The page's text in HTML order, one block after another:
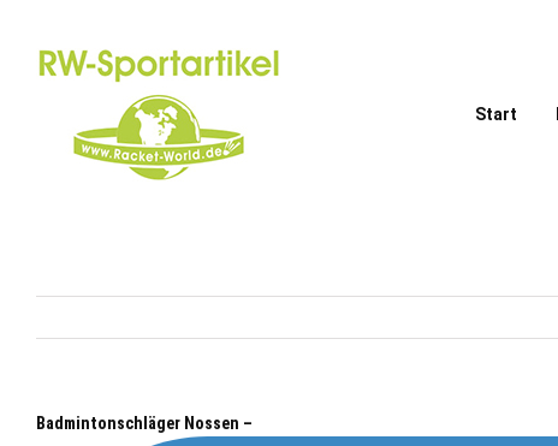
springen
Start
Badmintonschläger Nossen –